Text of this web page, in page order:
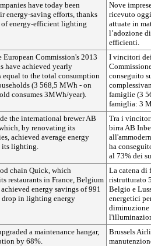
have today been
energy-saving efforts, thanks
energy-efficient lighting
Nove
ricevuto
attuate in
l’adozione
efficienti.
European Commission's 2013
have achieved yearly
to the total consumption
(3 568,5 MWh - on
consumes 3MWh/year).
I vincitori
conseguito
famiglie (3
famiglia: 3
the international brewer AB
by renovating its
achieved average energy
its lighting.
Tra i
birra AB
ha
al 73% dei
chain Quick, which
restaurants in France, Belgium
energy savings of 991
drop in lighting energy
La catena di
ristrutturato
Belgio e
energetici
diminuzione
a maintenance hangar,
by 68%.
Brussels